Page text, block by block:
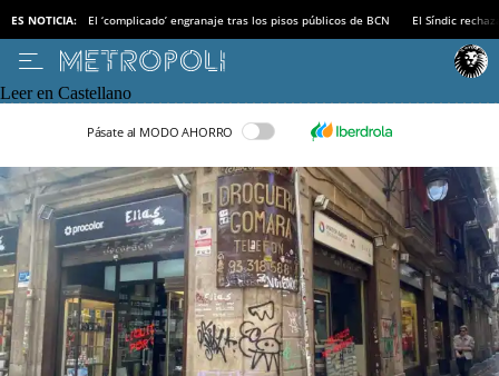
ES NOTICIA: El ‘complicado’ engranaje tras los pisos públicos de BCN El Síndic
Leer en Castellano
Pásate al MODO AHORRO